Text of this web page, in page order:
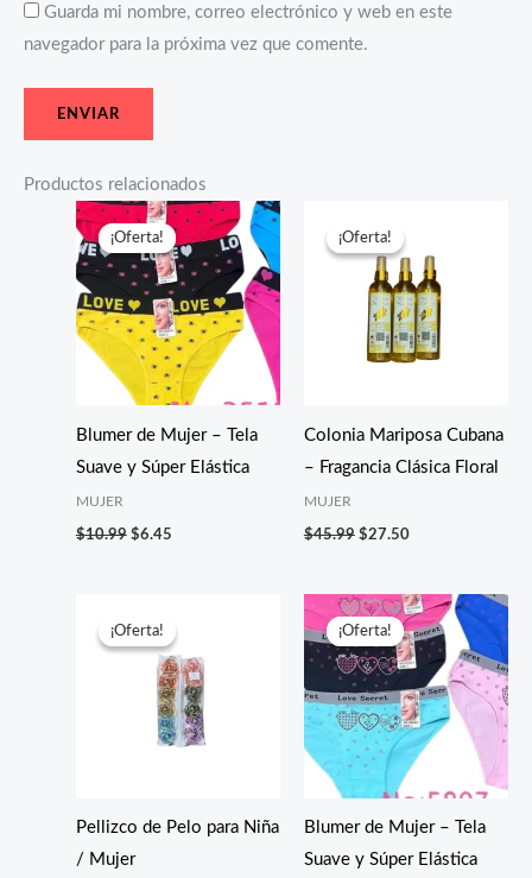
Guarda mi nombre, correo electrónico y web en este
navegador para la próxima vez que comente.
Productos relacionados
¡Oferta!
¡Oferta!
Blumer de Mujer – Tela
Suave y Súper Elástica
MUJER
$10.99
El
precio
original
era:
$10.99.
$6.45
El
precio
actual
es:
$6.45.
¡Oferta!
¡Oferta!
Colonia Mariposa Cubana
– Fragancia Clásica Floral
MUJER
$45.99
precio
original
era:
$45.99.
$27.50
es:
$27.50.
¡Oferta!
¡Oferta!
Pellizco de Pelo para Niña
/ Mujer
precio
original
$20.99.
es:
$10.30.
¡Oferta!
¡Oferta!
Blumer de Mujer – Tela
Suave y Súper Elástica
El
precio
original
era:
$10.99.
El
precio
actual
es:
$6.45.